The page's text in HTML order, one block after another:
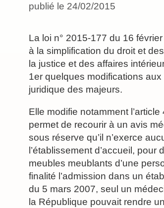
publié le 24/02/2015
La loi n° 2015-177 du 16
à la simplification du droit et
la justice et des affaires
1er quelques modifications
juridique des majeurs.
Elle modifie notamment
permet de recourir à un avis
sous réserve qu’il n’exerce
l’établissement d’accueil,
meubles meublants d’une
finalité l’admission dans un
du 5 mars 2007, seul un
la République pouvait rendre